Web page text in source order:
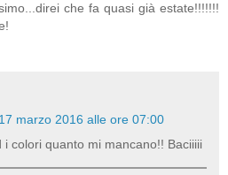
che fa quasi già estate!!!!!!!
17 marzo 2016 alle ore 07:00
i colori quanto mi mancano!! Baciiiii